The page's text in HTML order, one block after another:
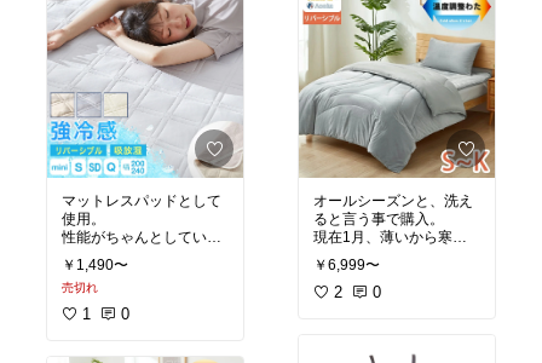
マットレスパッドとして
使用。
性能がちゃんとしている
ならコスパ良いと思いま
す。
サラッとひんやりしてい
て良かったです。
￥1,490〜
売切れ
1 0
オールシーズンと、洗え
ると言う事で購入。
現在1月、薄いから寒い
かなと思ったのですが、
エアコンつけて、自分は
これ1枚で丁度良い感じ
￥6,999〜
2 0